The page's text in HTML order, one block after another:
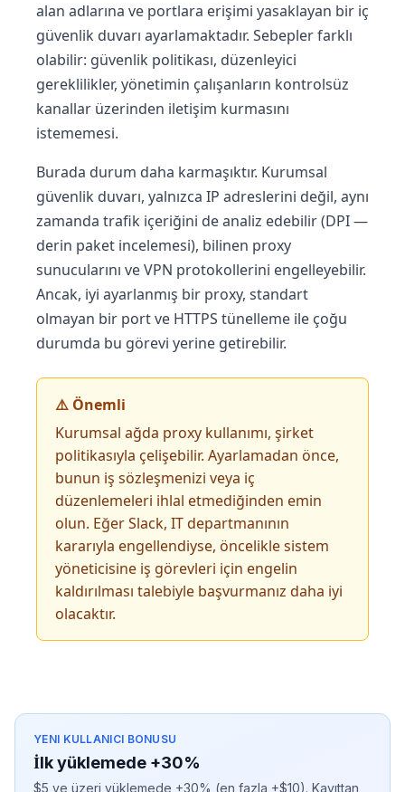
alan adlarına ve portlara erişimi yasaklayan bir iç
güvenlik duvarı ayarlamaktadır. Sebepler farklı
olabilir: güvenlik politikası, düzenleyici
gereklilikler, yönetimin çalışanların kontrolsüz
kanallar üzerinden iletişim kurmasını
istememesi.
Burada durum daha karmaşıktır. Kurumsal
güvenlik duvarı, yalnızca IP adreslerini değil, aynı
zamanda trafik içeriğini de analiz edebilir (DPI —
derin paket incelemesi), bilinen proxy
sunucularını ve VPN protokollerini engelleyebilir.
Ancak, iyi ayarlanmış bir proxy, standart
olmayan bir port ve HTTPS tünelleme ile çoğu
durumda bu görevi yerine getirebilir.
⚠️ Önemli
Kurumsal ağda proxy kullanımı, şirket
politikasıyla çelişebilir. Ayarlamadan önce,
bunun iş sözleşmenizi veya iç
düzenlemeleri ihlal etmediğinden emin
olun. Eğer Slack, IT departmanının
kararıyla engellendiyse, öncelikle sistem
yöneticisine iş görevleri için engelin
kaldırılması talebiyle başvurmanız daha iyi
olacaktır.
YENI KULLANICI BONUSU
İlk yüklemede +30%
$5 ve üzeri yüklemede +30% (en fazla +$10). Kayıttan